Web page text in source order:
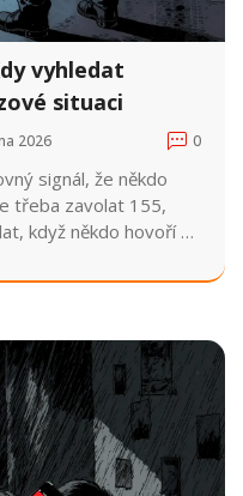
vyhledat
situaci
2026 0
signál, že někdo
třeba zavolat 155,
když někdo hovoří o